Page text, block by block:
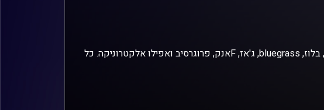
זיפים, מוזיקה מחוספסת של הופעות חיות. הרבה ג'אם, רוק, בלוז, bluegrass, ג'אז, Fאנק, פרוגרסיב ואפילו אלקטרוניקה. כל